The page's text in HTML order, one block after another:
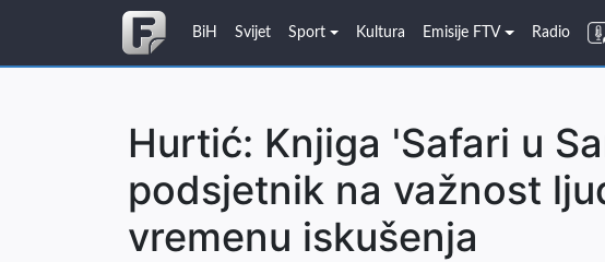
BiH Svijet Sport Kultura Emisije FTV Radio
Hurtić: Knjiga 'Safari u
podsjetnik na važnost
vremenu iskušenja